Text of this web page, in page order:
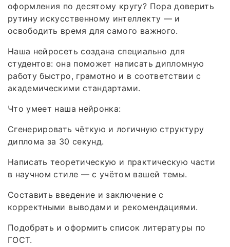
оформления по десятому кругу? Пора доверить
рутину искусственному интеллекту — и
освободить время для самого важного.
Наша нейросеть создана специально для
студентов: она поможет написать дипломную
работу быстро, грамотно и в соответствии с
академическими стандартами.
Что умеет наша нейронка:
Сгенерировать чёткую и логичную структуру
диплома за 30 секунд.
Написать теоретическую и практическую части
в научном стиле — с учётом вашей темы.
Составить введение и заключение с
корректными выводами и рекомендациями.
Подобрать и оформить список литературы по
ГОСТ.